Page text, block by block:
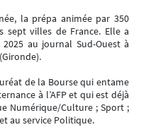
la prépa animée par 350
sept villes de France. Elle a
au journal Sud-Ouest à
de la Bourse qui entame
à l’AFP et qui est déjà
Numérique/Culture ; Sport ;
au service Politique.